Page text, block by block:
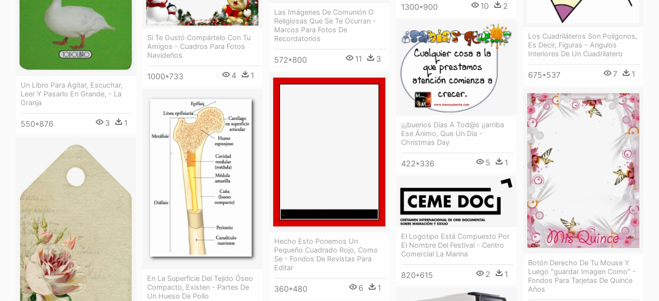
Las Imágenes De Comunión O
Religiosas Que Se Te Ocurran -
Marcos Para Fotos De
Recordatorios
572*800 11 3
1300*900 10 2
Un Libro Para Agitar, Escuchar,
Leer Y Pasarlo En Grande, - La
Granja
550*876 3 1
Los Cuadriláteros Son Polígonos,
Es Decir, Figuras - Angulos
Interiores De Un Cuadrilatero
675*537 7 1
Si Te Gustó Compártelo Con Tu
Amigos - Cuadros Para Fotos
Navideños
1000*733 4 1
¡¡¡buenos Días A Tod@s ¡¡arriba
Ese Ánimo, Que Un Día -
Christmas Day
422*336 5 1
Hecho Esto Ponemos Un
Pequeño Cuadrado Rojo, Como
Se - Fondos De Revistas Para
Editar
360*480 6 1
Botón Derecho De Tu Mouse Y
Luego "guardar Imagen Como" -
Fondos Para Tarjetas De Quince
Años
En La Superficie Del Tejido Óseo
Compacto, Existen - Partes De
Un Hueso De Pollo
El Logotipo Está Compuesto Por
El Nombre Del Festival - Centro
Comercial La Marina
820*615 2 1